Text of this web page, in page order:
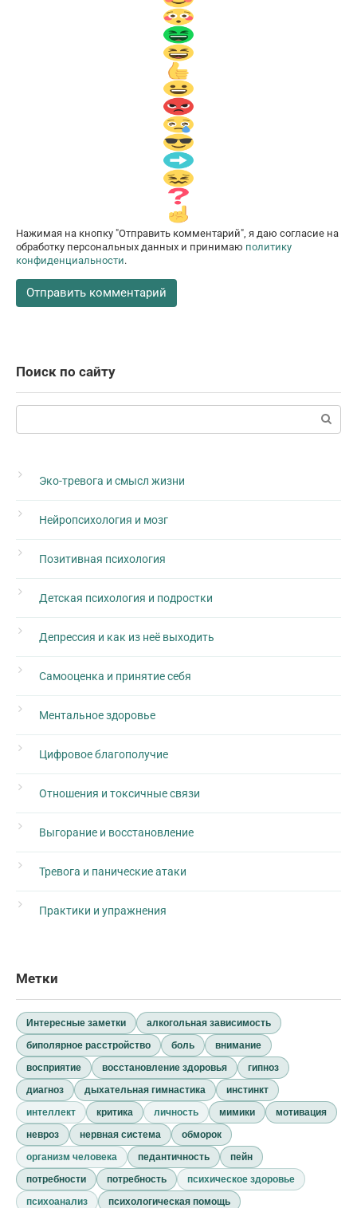
Нажимая на кнопку "Отправить комментарий", я даю согласие на
обработку персональных данных и принимаю политику
конфиденциальности.
Поиск по сайту
Поиск:
Эко-тревога и смысл жизни
Нейропсихология и мозг
Позитивная психология
Детская психология и подростки
Депрессия и как из неё выходить
Самооценка и принятие себя
Ментальное здоровье
Цифровое благополучие
Отношения и токсичные связи
Выгорание и восстановление
Тревога и панические атаки
Практики и упражнения
Метки
Интересные заметки
алкогольная зависимость
биполярное расстройство
боль
внимание
восприятие
восстановление здоровья
гипноз
диагноз
дыхательная гимнастика
инстинкт
интеллект
критика личность мимики
мотивация
невроз
нервная система
обморок
организм человека
педантичность
пейн
потребности
потребность
психическое здоровье
психоанализ
психологическая помощь